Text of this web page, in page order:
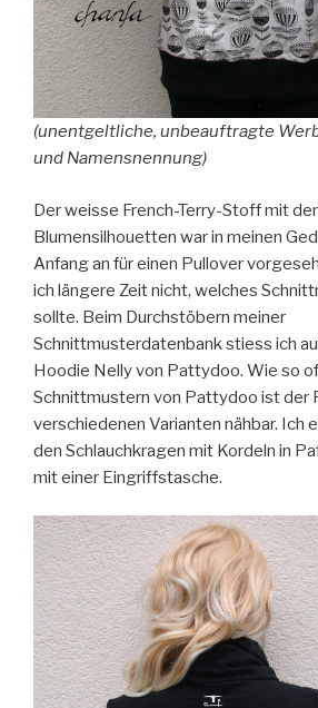
(unentgeltliche, unbeauftragte
und Namensnennung)
Der weisse French-Terry-Stoff mit
Blumensilhouetten war in meinen
Anfang an für einen Pullover
ich längere Zeit nicht, welches
sollte. Beim Durchstöbern meiner
Schnittmusterdatenbank stiess ich
Hoodie Nelly von Pattydoo. Wie so
Schnittmustern von Pattydoo ist der
verschiedenen Varianten nähbar. Ich
den Schlauchkragen mit Kordeln in
mit einer Eingriffstasche.